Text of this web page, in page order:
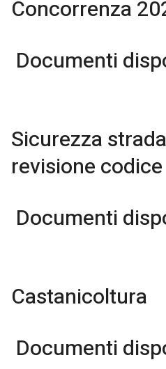
Concorrenza
Documenti
Sicurezza
revisione
Documenti
Castanicoltura
Documenti